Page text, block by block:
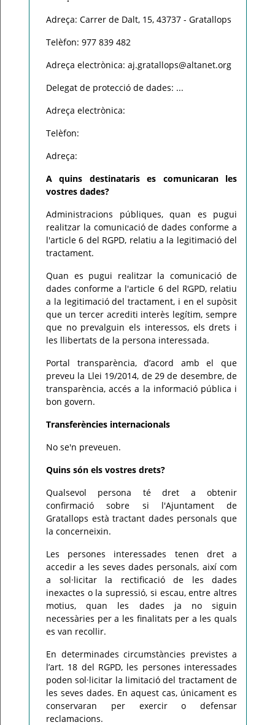
Adreça: Carrer de Dalt, 15, 43737 - Gratallops
Telèfon: 977 839 482
Adreça electrònica: aj.gratallops@altanet.org
Delegat de protecció de dades: ...
Adreça electrònica:
Telèfon:
Adreça:
A quins destinataris es comunicaran les
vostres dades?
Administracions públiques, quan es pugui
realitzar la comunicació de dades conforme a
l'article 6 del RGPD, relatiu a la legitimació del
tractament.
Quan es pugui realitzar la comunicació de
dades conforme a l'article 6 del RGPD, relatiu
a la legitimació del tractament, i en el supòsit
que un tercer acrediti interès legítim, sempre
que no prevalguin els interessos, els drets i
les llibertats de la persona interessada.
Portal transparència, d’acord amb el que
preveu la Llei 19/2014, de 29 de desembre, de
transparència, accés a la informació pública i
bon govern.
Transferències internacionals
No se'n preveuen.
Quins són els vostres drets?
Qualsevol persona té dret a obtenir
confirmació sobre si l'Ajuntament de
Gratallops està tractant dades personals que
la concerneixin.
Les persones interessades tenen dret a
accedir a les seves dades personals, així com
a sol·licitar la rectificació de les dades
inexactes o la supressió, si escau, entre altres
motius, quan les dades ja no siguin
necessàries per a les finalitats per a les quals
es van recollir.
En determinades circumstàncies previstes a
l’art. 18 del RGPD, les persones interessades
poden sol·licitar la limitació del tractament de
les seves dades. En aquest cas, únicament es
conservaran per exercir o defensar
reclamacions.